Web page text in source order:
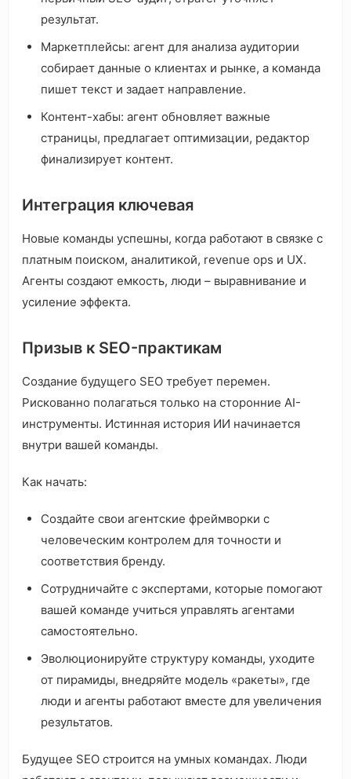
результат.
Маркетплейсы: агент для анализа аудитории
собирает данные о клиентах и рынке, а команда
пишет текст и задает направление.
Контент-хабы: агент обновляет важные
страницы, предлагает оптимизации, редактор
финализирует контент.
Интеграция ключевая
Новые команды успешны, когда работают в связке с
платным поиском, аналитикой, revenue ops и UX.
Агенты создают емкость, люди – выравнивание и
усиление эффекта.
Призыв к SEO-практикам
Создание будущего SEO требует перемен.
Рискованно полагаться только на сторонние AI-
инструменты. Истинная история ИИ начинается
внутри вашей команды.
Как начать:
Создайте свои агентские фреймворки с
человеческим контролем для точности и
соответствия бренду.
Сотрудничайте с экспертами, которые помогают
вашей команде учиться управлять агентами
самостоятельно.
Эволюционируйте структуру команды, уходите
от пирамиды, внедряйте модель «ракеты», где
люди и агенты работают вместе для увеличения
результатов.
Будущее SEO строится на умных командах. Люди